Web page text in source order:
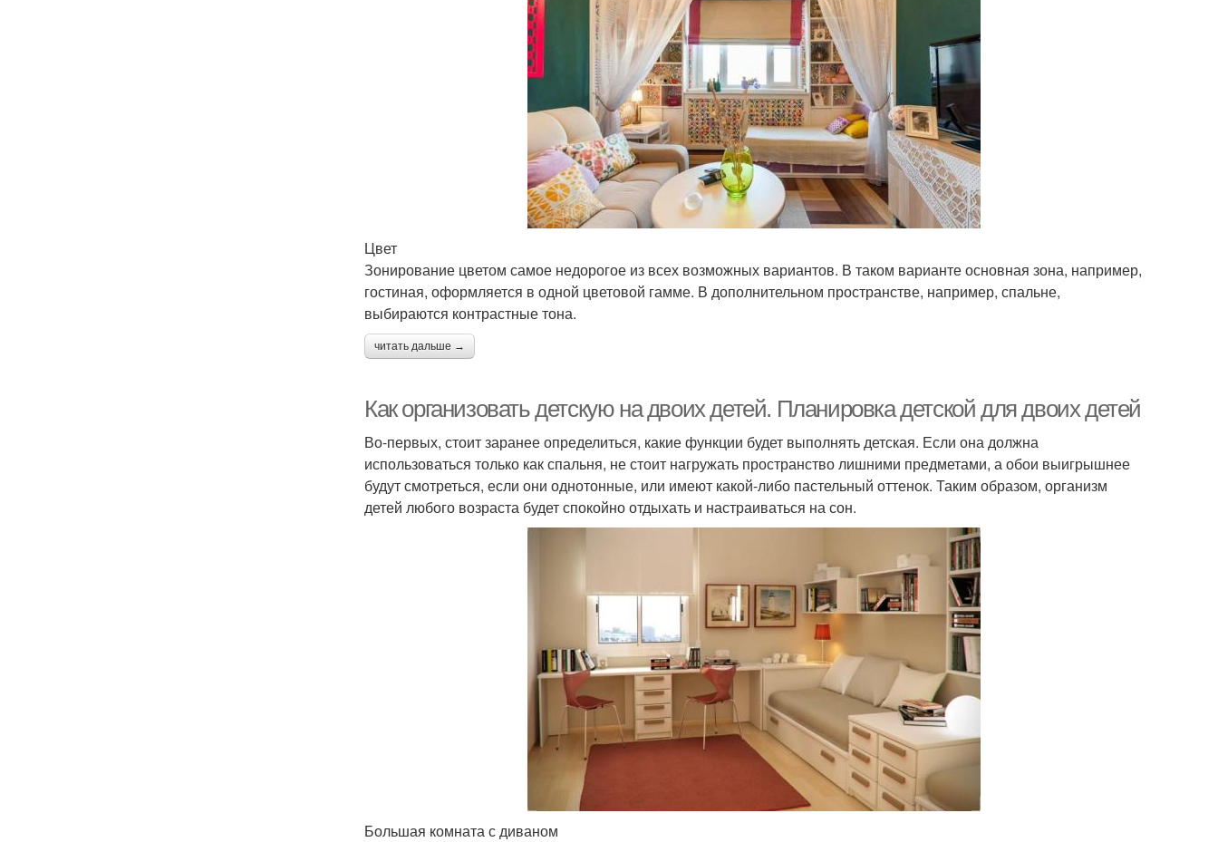
Цвет
Зонирование цветом самое недорогое из всех возможных вариантов. В таком варианте основная зона, например,
гостиная, оформляется в одной цветовой гамме. В дополнительном пространстве, например, спальне,
выбираются контрастные тона.
читать дальше →
Как организовать детскую на двоих детей. Планировка детской для двоих детей
Во-первых, стоит заранее определиться, какие функции будет выполнять детская. Если она должна
использоваться только как спальня, не стоит нагружать пространство лишними предметами, а обои выигрышнее
будут смотреться, если они однотонные, или имеют какой-либо пастельный оттенок. Таким образом, организм
детей любого возраста будет спокойно отдыхать и настраиваться на сон.
Большая комната с диваном